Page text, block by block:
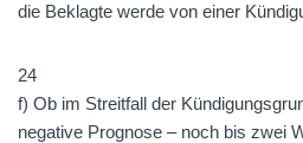
die Beklagte werde von einer
24
f) Ob im Streitfall der
negative Prognose – noch bis zwei